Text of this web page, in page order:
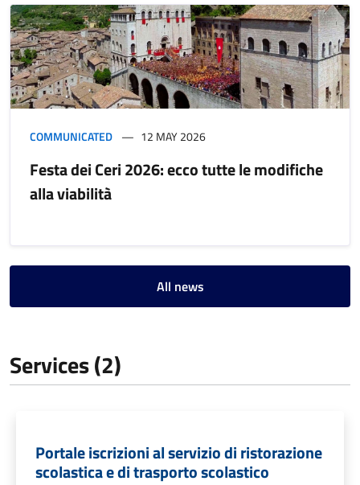
COMMUNICATED 12 MAY 2026
Festa dei Ceri 2026: ecco tutte le modifiche
alla viabilità
All news
Services (2)
Portale iscrizioni al servizio di ristorazione
scolastica e di trasporto scolastico